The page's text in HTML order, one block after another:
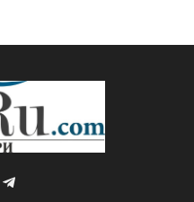
Telegram